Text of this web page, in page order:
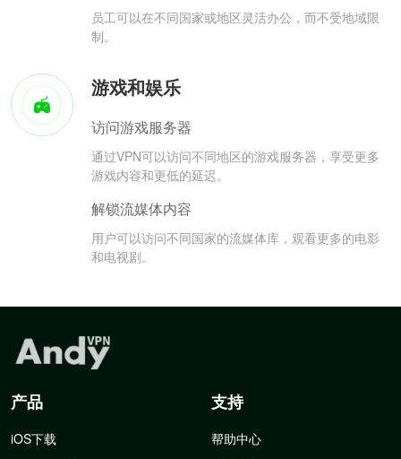
员工可以在不同国家或地区灵活办公，而不受地域限
制。
游戏和娱乐
访问游戏服务器
通过VPN可以访问不同地区的游戏服务器，享受更多
游戏内容和更低的延迟。
解锁流媒体内容
用户可以访问不同国家的流媒体库，观看更多的电影
和电视剧。
产品
iOS下载
支持
帮助中心